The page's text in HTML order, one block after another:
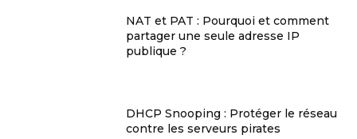
NAT et PAT : Pourquoi et comment
partager une seule adresse IP
publique ?
DHCP Snooping : Protéger le réseau
contre les serveurs pirates